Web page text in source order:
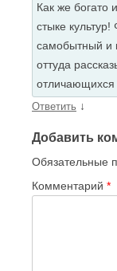
Как же богато
стыке
самобытный и
оттуда
отличающихся
Ответить ↓
Добавить
Обязательные
Комментарий *